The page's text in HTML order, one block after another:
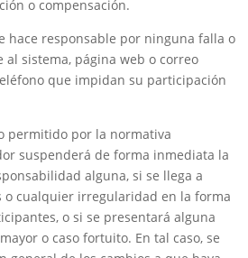
o compensación.
hace responsable por ninguna falla o
sistema, página web o correo
que impidan su participación
permitido por la normativa
suspenderá de forma inmediata la
alguna, si se llega a
o cualquier irregularidad en la forma
o si se presentará alguna
o caso fortuito. En tal caso, se